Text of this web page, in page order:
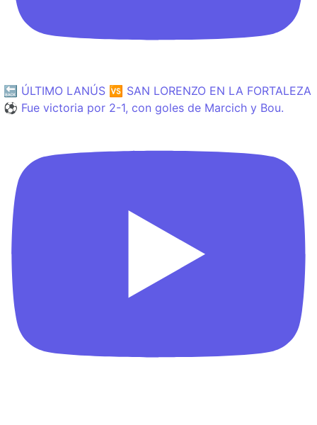
🔙 ÚLTIMO LANÚS 🆚 SAN LORENZO EN LA FORTALEZA
⚽️ Fue victoria por 2-1, con goles de Marcich y Bou.